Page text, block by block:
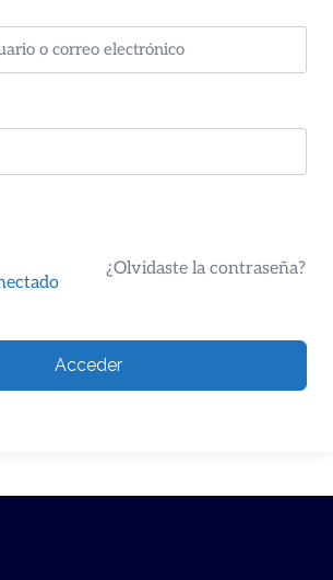
¿Olvidaste la contraseña?
Acceder